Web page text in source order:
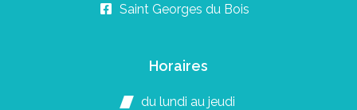
Saint Georges du Bois
Horaires
du lundi au jeudi